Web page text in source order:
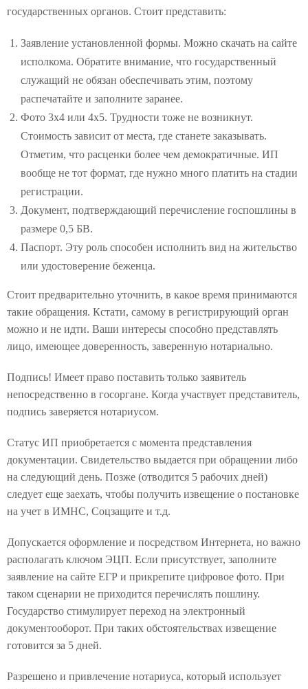
государственных органов. Стоит представить:
Заявление установленной формы. Можно скачать на сайте
исполкома. Обратите внимание, что государственный
служащий не обязан обеспечивать этим, поэтому
распечатайте и заполните заранее.
Фото 3х4 или 4х5. Трудности тоже не возникнут.
Стоимость зависит от места, где станете заказывать.
Отметим, что расценки более чем демократичные. ИП
вообще не тот формат, где нужно много платить на стадии
регистрации.
Документ, подтверждающий перечисление госпошлины в
размере 0,5 БВ.
Паспорт. Эту роль способен исполнить вид на жительство
или удостоверение беженца.
Стоит предварительно уточнить, в какое время принимаются
такие обращения. Кстати, самому в регистрирующий орган
можно и не идти. Ваши интересы способно представлять
лицо, имеющее доверенность, заверенную нотариально.
Подпись! Имеет право поставить только заявитель
непосредственно в госоргане. Когда участвует представитель,
подпись заверяется нотариусом.
Статус ИП приобретается с момента представления
документации. Свидетельство выдается при обращении либо
на следующий день. Позже (отводится 5 рабочих дней)
следует еще заехать, чтобы получить извещение о постановке
на учет в ИМНС, Соцзащите и т.д.
Допускается оформление и посредством Интернета, но важно
располагать ключом ЭЦП. Если присутствует, заполните
заявление на сайте ЕГР и прикрепите цифровое фото. При
таком сценарии не приходится перечислять пошлину.
Государство стимулирует переход на электронный
документооборот. При таких обстоятельствах извещение
готовится за 5 дней.
Разрешено и привлечение нотариуса, который использует